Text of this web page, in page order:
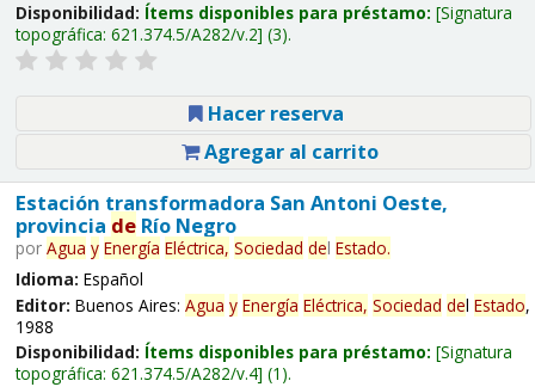
Disponibilidad: Ítems disponibles para préstamo: Signatura
topográfica: 621.374.5/A282/v.2 (3).
Hacer reserva
Agregar al carrito
Estación transformadora San Antoni Oeste,
provincia deRío Negro
por Agua y Energía Eléctrica, Sociedad del Estado.
Idioma: Español
Editor: Buenos Aires: Agua y Energía Eléctrica, Sociedad del Estado,
1988
Disponibilidad: Ítems disponibles para préstamo: Signatura
topográfica: 621.374.5/A282/v.4 (1).